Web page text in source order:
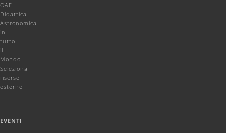
OAE
Didattica
Astronomica
in
tutto
il
Mondo
Seleziona
risorse
esterne
EVENTI